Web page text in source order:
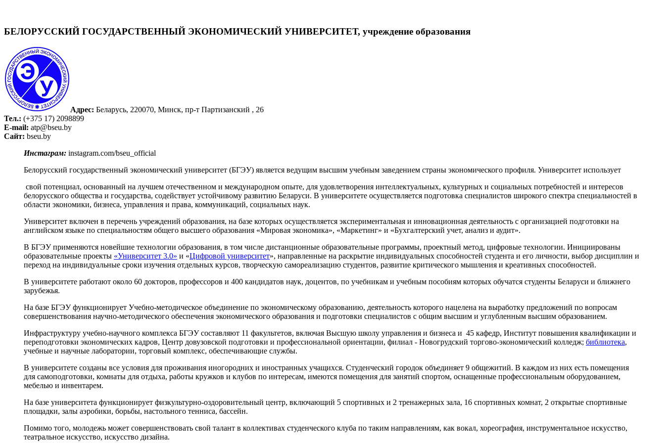
БЕЛОРУССКИЙ ГОСУДАРСТВЕННЫЙ ЭКОНОМИЧЕСКИЙ УНИВЕРСИТЕТ, учреждение образования
Адрес: Беларусь, 220070, Минск, пр-т Партизанский , 26
Тел.: (+375 17) 2098899
E-mail: atp@bseu.by
Сайт: bseu.by
Инстаграм: instagram.com/bseu_official
Белорусский государственный экономический университет (БГЭУ) является ведущим высшим учебным заведением страны экономического профиля. Университет использует
свой потенциал, основанный на лучшем отечественном и международном опыте, для удовлетворения интеллектуальных, культурных и социальных потребностей и интересов
белорусского общества и государства, содействует устойчивому развитию Беларуси. В университете осуществляется подготовка специалистов широкого спектра специальностей в
области экономики, бизнеса, управления и права, коммуникаций, социальных наук.
Университет включен в перечень учреждений образования, на базе которых осуществляется экспериментальная и инновационная деятельность с организацией подготовки на
английском языке по специальностям общего высшего образования «Мировая экономика», «Маркетинг» и «Бухгалтерский учет, анализ и аудит».
В БГЭУ применяются новейшие технологии образования, в том числе дистанционные образовательные программы, проектный метод, цифровые технологии. Инициированы
образовательные проекты «Университет 3.0» и «Цифровой университет», направленные на раскрытие индивидуальных способностей студента и его личности, выбор дисциплин и
переход на индивидуальные сроки изучения отдельных курсов, творческую самореализацию студентов, развитие критического мышления и креативных способностей.
В университете работают около 60 докторов, профессоров и 400 кандидатов наук, доцентов, по учебникам и учебным пособиям которых обучатся студенты Беларуси и ближнего
зарубежья.
На базе БГЭУ функционирует Учебно-методическое объединение по экономическому образованию, деятельность которого нацелена на выработку предложений по вопросам
совершенствования научно-методического обеспечения экономического образования и подготовки специалистов с общим высшим и углубленным высшим образованием.
Инфраструктуру учебно-научного комплекса БГЭУ составляют 11 факультетов, включая Высшую школу управления и бизнеса и 45 кафедр, Институт повышения квалификации и
переподготовки экономических кадров, Центр довузовской подготовки и профессиональной ориентации, филиал - Новогрудский торгово-экономический колледж; библиотека,
учебные и научные лаборатории, торговый комплекс, обеспечивающие службы.
В университете созданы все условия для проживания иногородних и иностранных учащихся. Студенческий городок объединяет 9 общежитий. В каждом из них есть помещения
для самоподготовки, комнаты для отдыха, работы кружков и клубов по интересам, имеются помещения для занятий спортом, оснащенные профессиональным оборудованием,
мебелью и инвентарем.
На базе университета функционирует физкультурно-оздоровительный центр, включающий 5 спортивных и 2 тренажерных зала, 16 спортивных комнат, 2 открытые спортивные
площадки, залы аэробики, борьбы, настольного тенниса, бассейн.
Помимо того, молодежь может совершенствовать свой талант в коллективах студенческого клуба по таким направлениям, как вокал, хореография, инструментальное искусство,
театральное искусство, искусство дизайна.